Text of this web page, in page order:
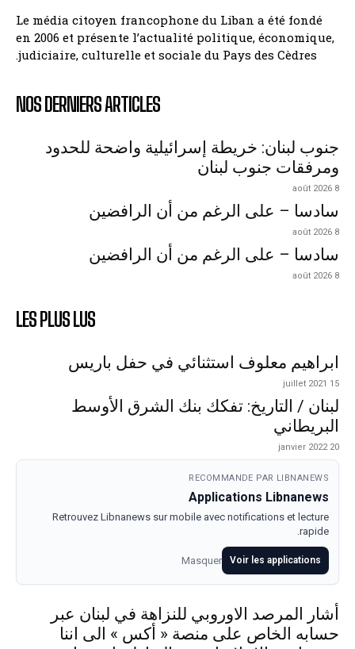
Le média citoyen francophone du Liban a été fondé
en 2006 et présente l’actualité politique, économique,
judiciaire, culturelle et sociale du Pays des Cèdres.
NOS DERNIERS ARTICLES
جنوب لبنان: خريطة إسرائيلية واضحة للحدود
ومرفقات جنوب لبنان
8 août 2026
سادسا – على الرغم من أن الرافضين
8 août 2026
سادسا – على الرغم من أن الرافضين
8 août 2026
LES PLUS LUS
ابراهيم معلوف استثنائي في حفل باريس
15 juillet 2021
لبنان / التاريخ: تفكك بنك الشرق الأوسط
البريطاني
20 janvier 2022
RECOMMANDE PAR LIBNANEWS
Applications Libnanews
Retrouvez Libnanews sur mobile avec notifications et lecture
rapide.
Voir les applications
Masquer
أشار المرصد الاوروبي للنزاهة في لبنان عبر
حسابه الخاص على منصة « أكس » الى اننا